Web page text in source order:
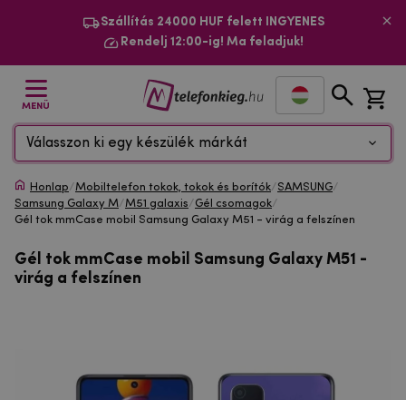
Szállítás 24000 HUF felett INGYENES
Rendelj 12:00-ig! Ma feladjuk!
MENÜ
Válasszon ki egy készülék márkát
Honlap/Mobiltelefon tokok, tokok és borítók/SAMSUNG/
Samsung Galaxy M/M51 galaxis/Gél csomagok/
Gél tok mmCase mobil Samsung Galaxy M51 - virág a felszínen
Gél tok mmCase mobil Samsung Galaxy M51 -
virág a felszínen